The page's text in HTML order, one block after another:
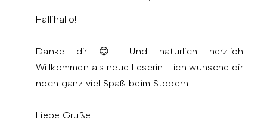
Hallihallo!
Danke dir 😊 Und natürlich herzlich
Willkommen als neue Leserin - ich wünsche dir
noch ganz viel Spaß beim Stöbern!
Liebe Grüße